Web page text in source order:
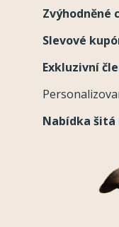
Zvýhodněné
Slevové
Exkluzivní
Nabídka šitá